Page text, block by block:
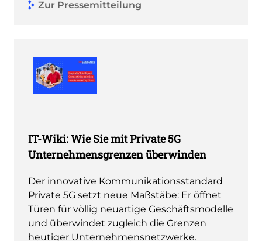
Zur Pressemitteilung
IT-Wiki: Wie Sie mit Private 5G
Unternehmensgrenzen überwinden
Der innovative Kommunikationsstandard
Private 5G setzt neue Maßstäbe: Er öffnet
Türen für völlig neuartige Geschäftsmodelle
und überwindet zugleich die Grenzen
heutiger Unternehmensnetzwerke.